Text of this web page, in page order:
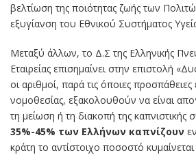
βελτίωση της ποιότητας ζωής των
εξυγίανση του Εθνικού Συστήματος
Μεταξύ άλλων, το Δ.Σ της Ελληνικής
Εταιρείας επισημαίνει στην επιστολή
οι αριθμοί, παρά τις όποιες
νομοθεσίας, εξακολουθούν να είναι
τη μείωση ή τη διακοπή της καπνιστικής
35%-45% των Ελλήνων καπνίζουν
κράτη το αντίστοιχο ποσοστό